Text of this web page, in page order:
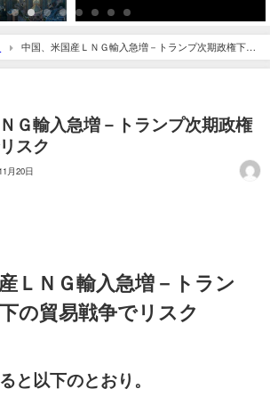
中国、米国産ＬＮＧ輸入急増－トランプ次期政権下の
Ｇ輸入急増－トランプ次期政権
スク
月20日
ＬＮＧ輸入急増－トラン
の貿易戦争でリスク
と以下のとおり。